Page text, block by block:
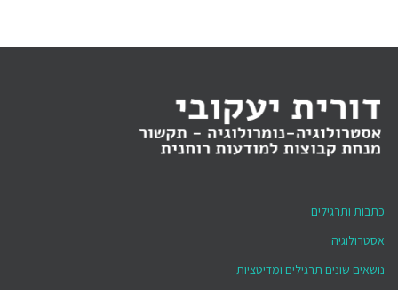
כתבות ותרגילים
אסטרולוגיה
נושאים שונים תרגילים ומדיטציות